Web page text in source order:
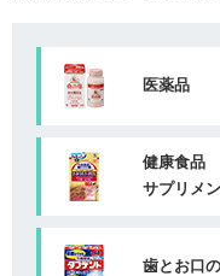
医薬品
健康食品
サプリメ
歯とお口